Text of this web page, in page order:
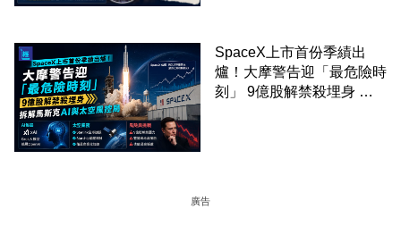
SpaceX上市首份季績出
爐！大摩警告迎「最危險時
刻」 9億股解禁殺埋身 拆
廣告